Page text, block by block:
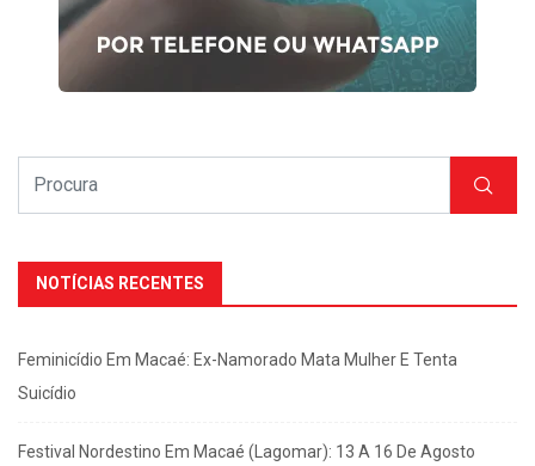
NOTÍCIAS RECENTES
Feminicídio Em Macaé: Ex-Namorado Mata Mulher E Tenta
Suicídio
Festival Nordestino Em Macaé (Lagomar): 13 A 16 De Agosto